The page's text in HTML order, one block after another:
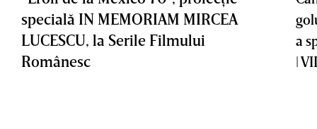
specială IN MEMORIAM MIRCEA
LUCESCU, la Serile Filmului
Românesc
a
|